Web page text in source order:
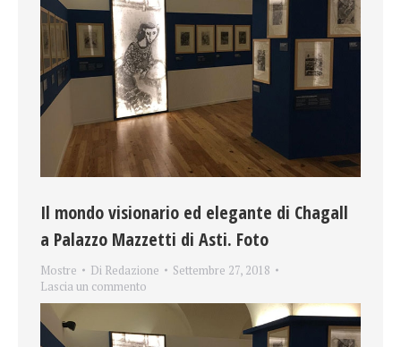
Il mondo visionario ed elegante di Chagall
a Palazzo Mazzetti di Asti. Foto
Mostre Di Redazione
Settembre 27, 2018
Lascia un commento